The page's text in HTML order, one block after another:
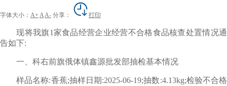
字体大小： A+ AA- 分享： 打印
现将我旗1家食品经营企业经营不合格食品核查处置情况通
告如下:
一、科右前旗俄体镇鑫源批发部抽检基本情况
样品名称:香蕉;抽样日期:2025-06-19;抽数:4.13kg;检验不合格